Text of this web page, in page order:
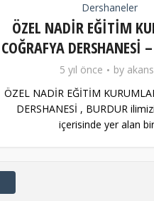
Dershaneler
ÖZEL NADİR EĞİTİM
COĞRAFYA DERSHANESİ
5 yıl önce by
ÖZEL NADİR EĞİTİM
DERSHANESİ , BURDUR
içerisinde yer alan